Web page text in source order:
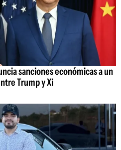
sanciones económicas a un
Trump y Xi